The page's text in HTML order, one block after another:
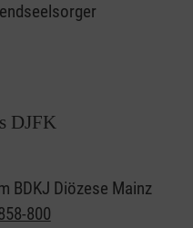
DJFK
BDKJ Diözese Mainz
800